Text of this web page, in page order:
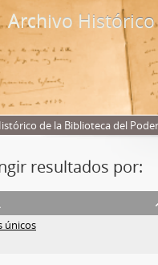
Archivo Histórico
de la Biblioteca del
resultados por:
únicos